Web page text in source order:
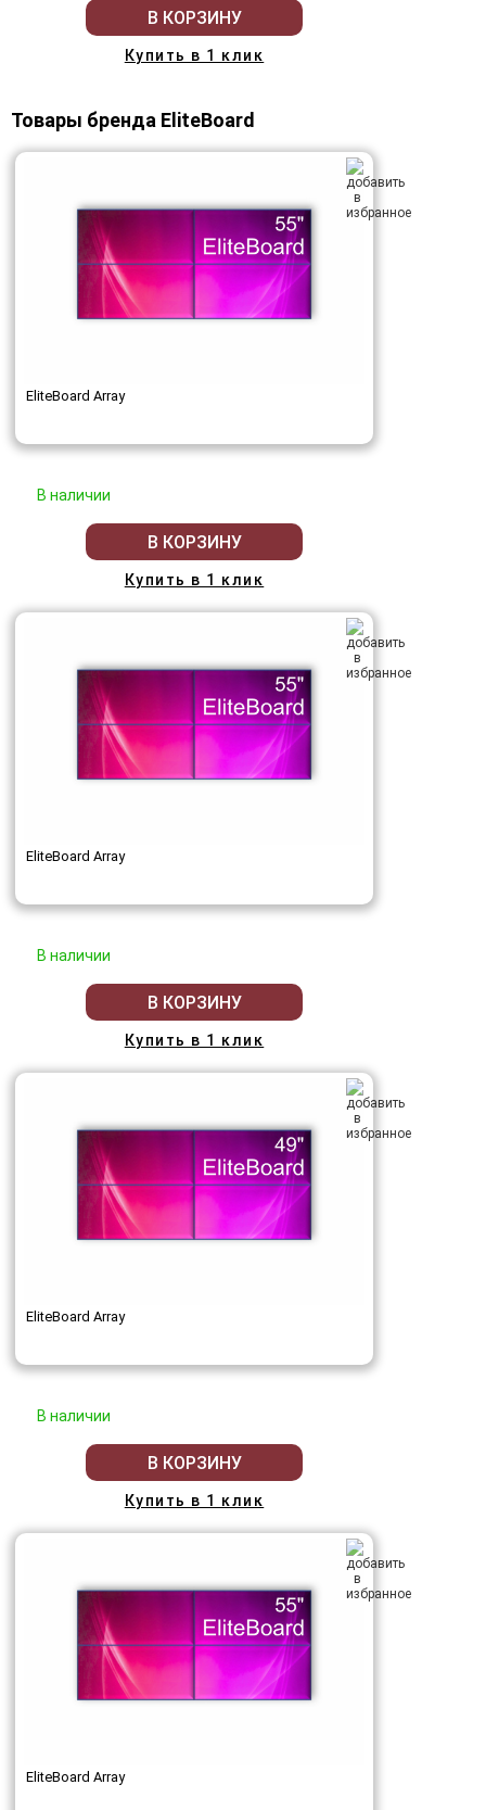
В КОРЗИНУ
Купить в 1 клик
Товары бренда EliteBoard
EliteBoard Array
В наличии
В КОРЗИНУ
Купить в 1 клик
EliteBoard Array
В наличии
В КОРЗИНУ
Купить в 1 клик
EliteBoard Array
В наличии
В КОРЗИНУ
Купить в 1 клик
EliteBoard Array